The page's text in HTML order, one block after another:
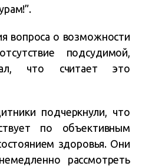
вопроса о возможности
подсудимой,
что считает это
подчеркнули, что
по объективным
здоровья. Они
рассмотреть